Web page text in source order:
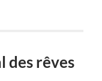
des rêves